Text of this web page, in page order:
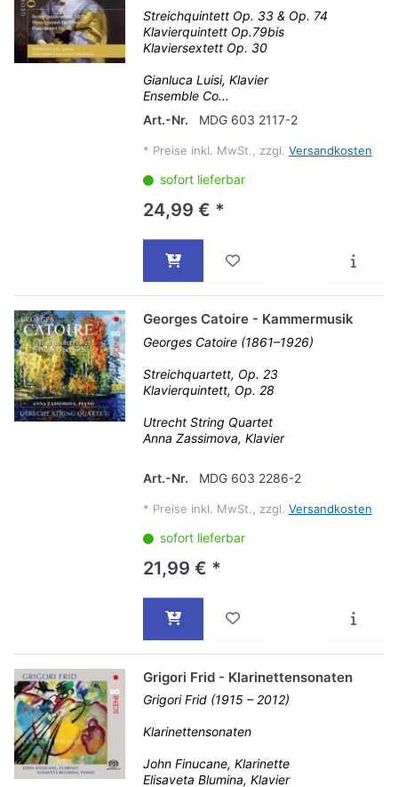
Streichquintett Op. 33 & Op. 74
Klavierquintett Op.79bis
Klaviersextett Op. 30
Gianluca Luisi, Klavier
Ensemble Co...
Art.-Nr.
MDG 603 2117-2
* Preise inkl. MwSt., zzgl. Versandkosten
sofort lieferbar
24,99 € *
Georges Catoire - Kammermusik
Georges Catoire (1861–1926)
Streichquartett, Op. 23
Klavierquintett, Op. 28
Utrecht String Quartet
Anna Zassimova, Klavier
Art.-Nr. MDG 603 2286-2
* Preise inkl. MwSt., zzgl. Versandkosten
sofort lieferbar
21,99 € *
Grigori Frid - Klarinettensonaten
Grigori Frid (1915 – 2012)
Klarinettensonaten
John Finucane, Klarinette
Elisaveta Blumina, Klavier